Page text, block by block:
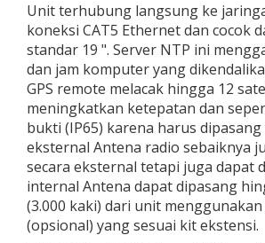
Unit terhubung langsung ke
koneksi CAT5 Ethernet dan cocok
standar 19 ". Server NTP ini
dan jam komputer yang
GPS remote melacak hingga 12
meningkatkan ketepatan dan
bukti (IP65) karena harus dipasang
eksternal Antena radio sebaiknya
secara eksternal tetapi juga dapat
internal Antena dapat dipasang
(3.000 kaki) dari unit
(opsional) yang sesuai kit ekstensi.